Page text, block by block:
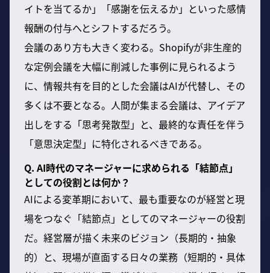
イトを当てるか」「感謝を伝えるか」といった感情
報酬の付与へとシフトするだろう。
会議のあり方も大きく変わる。Shopifyが非生産的
な定例会議を大幅に削減した事例に見られるよう
に、情報共有を目的とした会議はAIが代替し、その
多くは不要となる。人間が集まる会議は、アイデア
出しをする「思考発散型」と、最終的な責任を伴う
「意思決定型」に特化されるべきである。
Q. AI時代のマネージャーに求められる「結節点」
としての役割とは何か？
AIによる変革期において、最も重要なのが経営と現
場をつなぐ「結節点」としてのマネージャーの役割
だ。経営層が描く未来のビジョン（長期的・抽象
的）と、現場が直面する日々の業務（短期的・具体